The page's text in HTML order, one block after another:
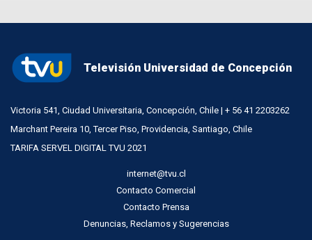
Televisión Universidad de Concepción
Victoria 541, Ciudad Universitaria, Concepción, Chile | + 56 41 2203262
Marchant Pereira 10, Tercer Piso, Providencia, Santiago, Chile
TARIFA SERVEL DIGITAL TVU 2021
internet@tvu.cl
Contacto Comercial
Contacto Prensa
Denuncias, Reclamos y Sugerencias